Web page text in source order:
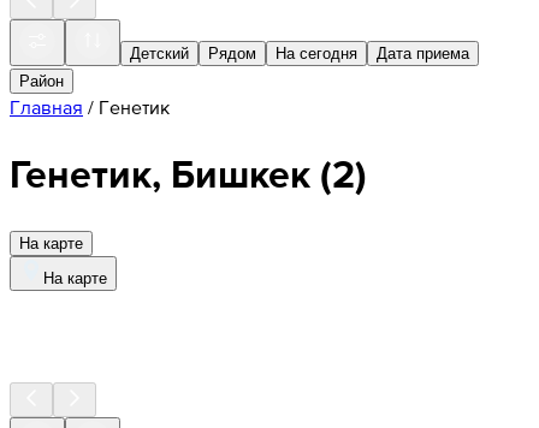
Детский Рядом На сегодня
Дата приема
Район
Главная / Генетик
Генетик, Бишкек(2)
На карте
На карте